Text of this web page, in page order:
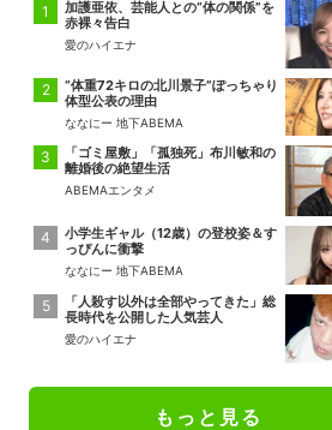
加護亜依、芸能人との“体の関係”を
赤裸々告白
愛のハイエナ
“体重72キロの北川景子”ぽっちゃり
体型公表の理由
ななにー 地下ABEMA
「ゴミ屋敷」「孤独死」布川敏和の
離婚後の絶望生活
ABEMAエンタメ
小学生ギャル（12歳）の登校姿＆す
っぴんに衝撃
ななにー 地下ABEMA
「人殺す以外は全部やってきた」総
長時代を公開した人気芸人
愛のハイエナ
もっと見る